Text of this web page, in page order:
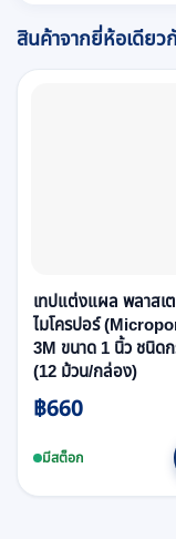
สินค้าจากยี่ห้อเดียว
เทปแต่งแผล พลาสเ
ไมโครปอร์
3M ขนาด 1 นิ้ว ชนิดก
(12 ม้วน/กล่อง)
฿660
มีสต็อก